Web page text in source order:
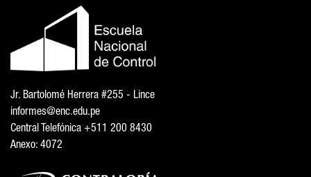
Jr. Bartolomé Herrera #255 - Lince
informes@enc.edu.pe
Central Telefónica +511 200 8430
Anexo: 4072